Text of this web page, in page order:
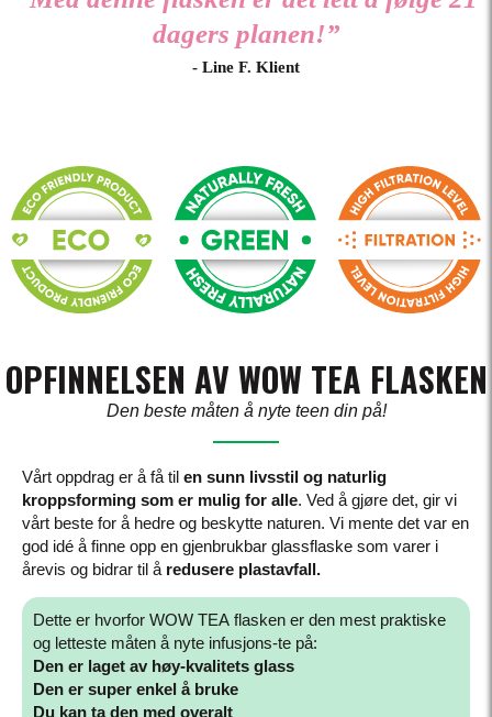
dagers planen!”
- Line F. Klient
OPFINNELSEN AV WOW TEA FLASKEN
Den beste måten å nyte teen din på!
Vårt oppdrag er å få til en sunn livsstil og naturlig
kroppsforming som er mulig for alle. Ved å gjøre det, gir vi
vårt beste for å hedre og beskytte naturen. Vi mente det var en
god idé å finne opp en gjenbrukbar glassflaske som varer i
årevis og bidrar til å redusere plastavfall.
Dette er hvorfor WOW TEA flasken er den mest praktiske
og letteste måten å nyte infusjons-te på:
Den er laget av høy-kvalitets glass
Den er super enkel å bruke
Du kan ta den med overalt